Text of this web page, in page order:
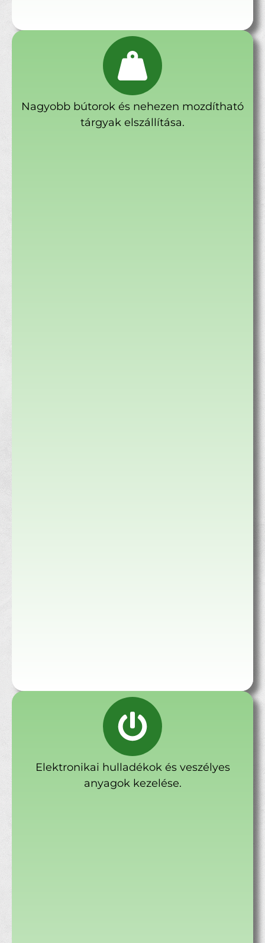
Nagyobb bútorok és nehezen mozdítható
tárgyak elszállítása.
Elektronikai hulladékok és veszélyes
anyagok kezelése.